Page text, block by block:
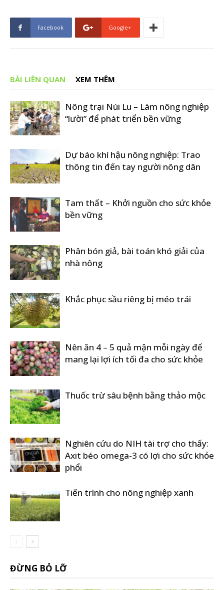
Facebook Google+
BÀI LIÊN QUAN XEM THÊM
Nông trại Núi Lu – Làm nông nghiệp
“lười” để phát triển bền vững
Dự báo khí hậu nông nghiệp: Trao
thông tin đến tay người nông dân
Tam thất – Khởi nguồn cho sức khỏe
bền vững
Phân bón giả, bài toán khó giải của
nhà nông
Khắc phục sầu riêng bị méo trái
Nên ăn 4 – 5 quả mận mỗi ngày để
mang lại lợi ích tối đa cho sức khỏe
Thuốc trừ sâu bệnh bằng thảo mộc
Nghiên cứu do NIH tài trợ cho thấy:
Axit béo omega-3 có lợi cho sức khỏe
phổi
Tiến trình cho nông nghiệp xanh
ĐỪNG BỎ LỠ